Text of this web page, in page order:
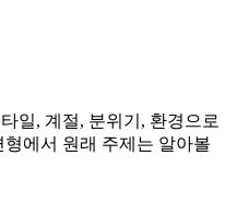
일, 계절, 분위기, 환경으로
에서 원래 주제는 알아볼